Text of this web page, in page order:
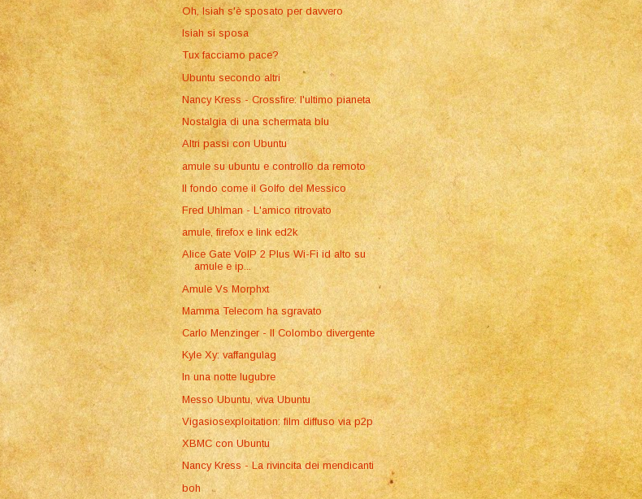
Oh, Isiah s'è sposato per davvero
Isiah si sposa
Tux facciamo pace?
Ubuntu secondo altri
Nancy Kress - Crossfire: l'ultimo pianeta
Nostalgia di una schermata blu
Altri passi con Ubuntu
amule su ubuntu e controllo da remoto
Il fondo come il Golfo del Messico
Fred Uhlman - L'amico ritrovato
amule, firefox e link ed2k
Alice Gate VoIP 2 Plus Wi-Fi id alto su
amule e ip...
Amule Vs Morphxt
Mamma Telecom ha sgravato
Carlo Menzinger - Il Colombo divergente
Kyle Xy: vaffangulag
In una notte lugubre
Messo Ubuntu, viva Ubuntu
Vigasiosexploitation: film diffuso via p2p
XBMC con Ubuntu
Nancy Kress - La rivincita dei mendicanti
boh